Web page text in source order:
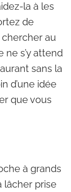
la à les
de
chercher au
ne s’y attend
sans la
d’une idée
que vous
à grands
lâcher prise